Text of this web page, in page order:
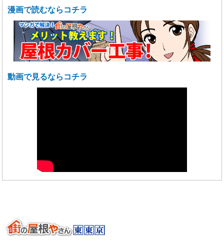
漫画で読むならコチラ
動画で見るならコチラ